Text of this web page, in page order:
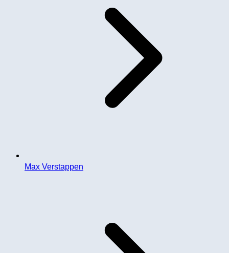
Max Verstappen